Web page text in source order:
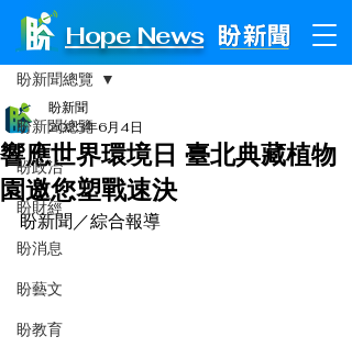
Hope News
文章
盼新聞總覽
盼政治
盼財經
盼消息
盼藝文
盼教育
盼新聞總覽
響應世界環境日 臺北典藏植物
園邀您塑戰速決
盼新聞
2023年6月4日
盼新聞／綜合報導